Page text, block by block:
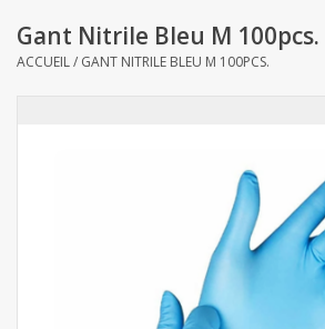
Biscuits pour le café
Biscuits apéritifs / Snacks salés
Gant Nitrile Bleu M 100pcs.
ACCUEIL/ GANT NITRILE BLEU M 100PCS.